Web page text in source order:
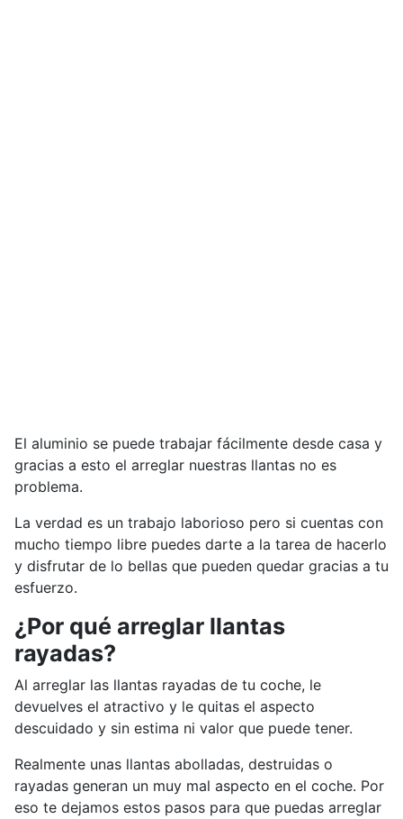
El aluminio se puede trabajar fácilmente desde casa y
gracias a esto el arreglar nuestras llantas no es
problema.
La verdad es un trabajo laborioso pero si cuentas con
mucho tiempo libre puedes darte a la tarea de hacerlo
y disfrutar de lo bellas que pueden quedar gracias a tu
esfuerzo.
¿Por qué arreglar llantas
rayadas?
Al arreglar las llantas rayadas de tu coche, le
devuelves el atractivo y le quitas el aspecto
descuidado y sin estima ni valor que puede tener.
Realmente unas llantas abolladas, destruidas o
rayadas generan un muy mal aspecto en el coche. Por
eso te dejamos estos pasos para que puedas arreglar